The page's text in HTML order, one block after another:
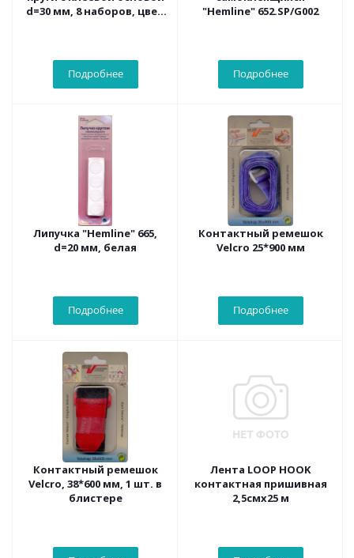
d=30 мм, 8 наборов, цвет
Подробнее
"Hemline" 652.SP/G002
Подробнее
Липучка "Hemline" 665,
d=20 мм, белая
Подробнее
Контактный ремешок
Velcro 25*900 мм
Подробнее
Контактный ремешок
Velcro, 38*600 мм, 1 шт. в
блистере
Лента LOOP HOOK
контактная пришивная
2,5смх25 м